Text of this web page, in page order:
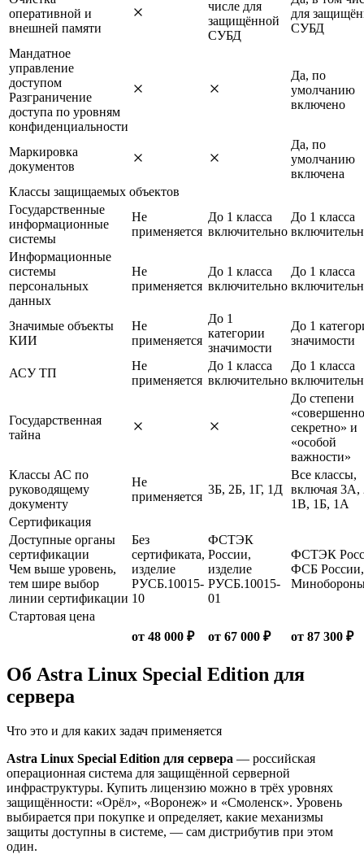
оперативной и
внешней памяти
числе для
защищённой
СУБД
для
СУБД
Мандатное
управление
доступом
Разграничение
доступа по уровням
конфиденциальности
Да, по
умолчанию
включено
Маркировка
документов
Да, по
умолчанию
включена
Классы защищаемых объектов
Государственные
информационные
системы
Не
применяется
До 1 класса
включительно
До 1 класса
Информационные
системы
персональных
данных
Не
применяется
До 1 класса
включительно
До 1 класса
Значимые объекты
КИИ
Не
применяется
До 1
категории
значимости
До 1
значимости
АСУ ТП
Не
применяется
До 1 класса
включительно
До 1 класса
Государственная
тайна
До степени
«совершенно
секретно» и
«особой
важности»
Классы АС по
руководящему
документу
Не
применяется
3Б, 2Б, 1Г, 1Д
Все классы,
включая 3А,
1В, 1Б, 1А
Сертификация
Доступные органы
сертификации
Чем выше уровень,
тем шире выбор
линии сертификации
Без
сертификата,
изделие
РУСБ.10015-
10
ФСТЭК
России,
изделие
РУСБ.10015-
01
ФСТЭК
ФСБ России,
Стартовая цена
от 48 000 ₽
от 67 000 ₽ от 87 300 ₽
Об Astra Linux Special Edition для
сервера
Что это и для каких задач применяется
Astra Linux Special Edition для сервера — российская
операционная система для защищённой серверной
инфраструктуры. Купить лицензию можно в трёх уровнях
защищённости: «Орёл», «Воронеж» и «Смоленск». Уровень
выбирается при покупке и определяет, какие механизмы
защиты доступны в системе, — сам дистрибутив при этом
один.